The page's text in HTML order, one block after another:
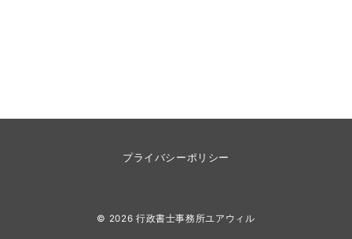
プライバシーポリシー
© 2026 行政書士事務所ユアウィル